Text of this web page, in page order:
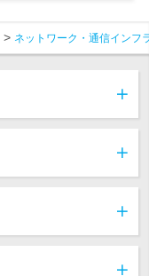
ネットワーク・通信インフ